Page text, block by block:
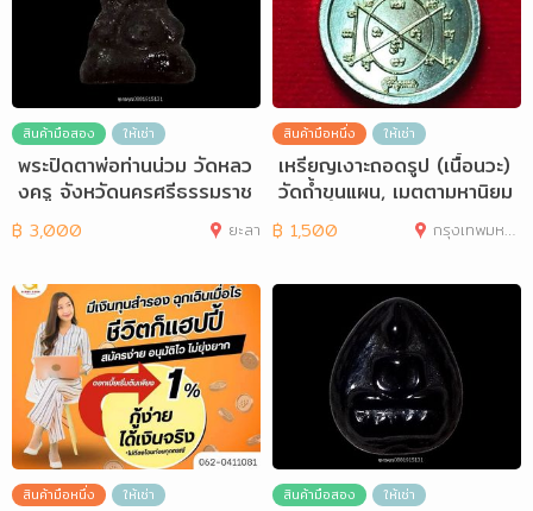
สินค้ามือสอง ให้เช่า
พระปิดตาพ่อท่านน่วม วัดหลว
งครู จังหวัดนครศรีธรรมราช
ปี2517
฿ 3,000 ยะลา
สินค้ามือหนึ่ง ให้เช่า
เหรียญเงาะถอดรูป (เนื้อนวะ)
วัดถ้ำขุนแผน, เมตตามหานิยม
฿ 1,500 กรุงเทพมหานคร
สินค้ามือหนึ่ง ให้เช่า สินค้ามือสอง ให้เช่า